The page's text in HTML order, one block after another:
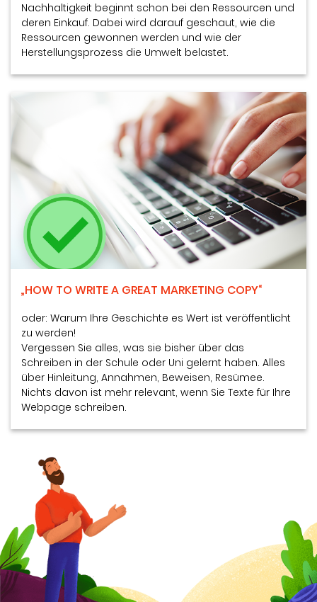
Nachhaltigkeit beginnt schon bei den Ressourcen und
deren Einkauf. Dabei wird darauf geschaut, wie die
Ressourcen gewonnen werden und wie der
Herstellungsprozess die Umwelt belastet.
„HOW TO WRITE A GREAT MARKETING COPY“
oder: Warum Ihre Geschichte es Wert ist veröffentlicht
zu werden!
Vergessen Sie alles, was sie bisher über das
Schreiben in der Schule oder Uni gelernt haben. Alles
über Hinleitung, Annahmen, Beweisen, Resümee.
Nichts davon ist mehr relevant, wenn Sie Texte für Ihre
Webpage schreiben.